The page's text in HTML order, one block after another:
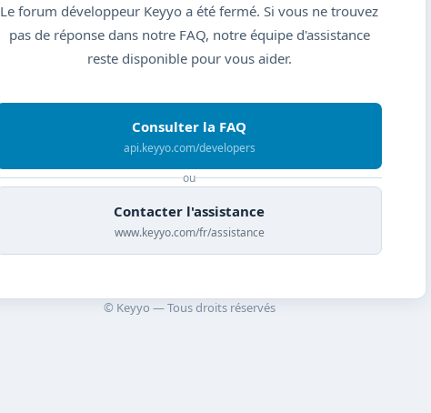
Le forum développeur Keyyo a été fermé. Si vous ne trouvez
pas de réponse dans notre FAQ, notre équipe d'assistance
reste disponible pour vous aider.
Consulter la FAQ
api.keyyo.com/developers
ou
Contacter l'assistance
www.keyyo.com/fr/assistance
© Keyyo — Tous droits réservés